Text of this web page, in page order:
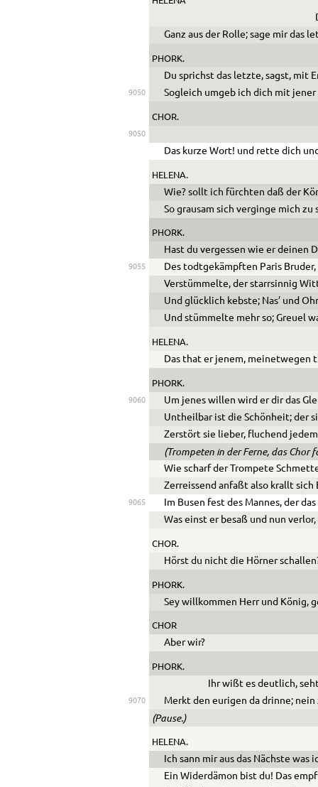
Ganz aus der Rolle; sage mir das
PHORK.
Du sprichst das letzte, sagst, mit
9050 Sogleich umgeb ich dich mit jener
CHOR.
9050
Das kurze Wort! und rette dich
HELENA.
Wie? sollt ich fürchten daß der
So grausam sich verginge mich zu
PHORK.
Hast du vergessen wie er deinen
9055
Des todtgekämpften Paris
Verstümmelte, der starrsinnig
Und glücklich kebste; Nas’ und
Und stümmelte mehr so; Greuel
HELENA.
Das that er jenem, meinetwegen
PHORK.
9060
Um jenes willen wird er dir das
Untheilbar ist die Schönheit; der
Zerstört sie lieber, fluchend
(Trompeten in der Ferne, das Chor
Wie scharf der Trompete
Zerreissend anfaßt also krallt sich
9065
Im Busen fest des Mannes, der
Was einst er besaß und nun
CHOR.
Hörst du nicht die Hörner
PHORK.
Sey willkommen Herr und König,
CHOR
Aber wir?
PHORK.
Ihr wißt es deutlich,
9070 Merkt den eurigen da drinne;
(Pause.)
HELENA.
Ich sann mir aus das Nächste was
Ein Widerdämon bist du! Das